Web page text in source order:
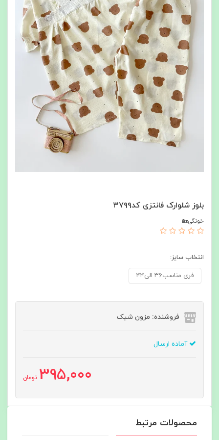
بلوز شلوارک فانتزی کد۳۷۹۹
خونگی🏡
انتخاب سایز:
فری مناسب۳۶ الی۴۴
فروشنده: مزون شیک
آماده ارسال
395,000 تومان
محصولات مرتبط